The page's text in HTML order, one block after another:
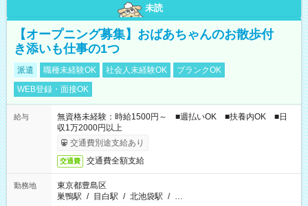
未読
【オープニング募集】おばあちゃんのお散歩付
き添いも仕事の1つ
派遣 職種未経験OK 社会人未経験OK
ブランクOK
WEB登録・面接OK
給与
無資格未経験：時給1500円～ ■週払いOK ■扶養内OK ■日
収1万2000円以上
交通費別途支給あり
交通費 交通費全額支給
勤務地
東京都豊島区
巣鴨駅 / 目白駅 / 北池袋駅 / …